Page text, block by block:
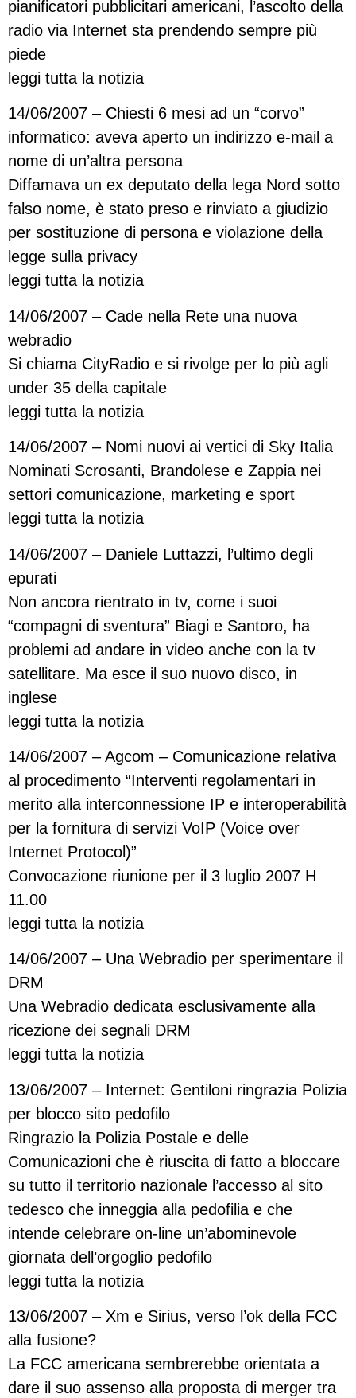
pianificatori pubblicitari americani, l’ascolto della
radio via Internet sta prendendo sempre più
piede
leggi tutta la notizia
14/06/2007 – Chiesti 6 mesi ad un “corvo”
informatico: aveva aperto un indirizzo e-mail a
nome di un’altra persona
Diffamava un ex deputato della lega Nord sotto
falso nome, è stato preso e rinviato a giudizio
per sostituzione di persona e violazione della
legge sulla privacy
leggi tutta la notizia
14/06/2007 – Cade nella Rete una nuova
webradio
Si chiama CityRadio e si rivolge per lo più agli
under 35 della capitale
leggi tutta la notizia
14/06/2007 – Nomi nuovi ai vertici di Sky Italia
Nominati Scrosanti, Brandolese e Zappia nei
settori comunicazione, marketing e sport
leggi tutta la notizia
14/06/2007 – Daniele Luttazzi, l’ultimo degli
epurati
Non ancora rientrato in tv, come i suoi
“compagni di sventura” Biagi e Santoro, ha
problemi ad andare in video anche con la tv
satellitare. Ma esce il suo nuovo disco, in
inglese
leggi tutta la notizia
14/06/2007 – Agcom – Comunicazione relativa
al procedimento “Interventi regolamentari in
merito alla interconnessione IP e interoperabilità
per la fornitura di servizi VoIP (Voice over
Internet Protocol)”
Convocazione riunione per il 3 luglio 2007 H
11.00
leggi tutta la notizia
14/06/2007 – Una Webradio per sperimentare il
DRM
Una Webradio dedicata esclusivamente alla
ricezione dei segnali DRM
leggi tutta la notizia
13/06/2007 – Internet: Gentiloni ringrazia Polizia
per blocco sito pedofilo
Ringrazio la Polizia Postale e delle
Comunicazioni che è riuscita di fatto a bloccare
su tutto il territorio nazionale l’accesso al sito
tedesco che inneggia alla pedofilia e che
intende celebrare on-line un’abominevole
giornata dell’orgoglio pedofilo
leggi tutta la notizia
13/06/2007 – Xm e Sirius, verso l’ok della FCC
alla fusione?
La FCC americana sembrerebbe orientata a
dare il suo assenso alla proposta di merger tra